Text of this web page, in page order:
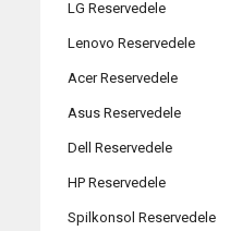
LG Reservedele
Lenovo Reservedele
Acer Reservedele
Asus Reservedele
Dell Reservedele
HP Reservedele
Spilkonsol Reservedele